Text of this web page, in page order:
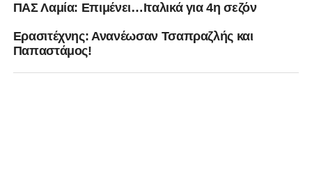
ΠΑΣ Λαμία: Επιμένει…Ιταλικά για 4η σεζόν
Ερασιτέχνης: Ανανέωσαν Τσαπραζλής και
Παπαστάμος!